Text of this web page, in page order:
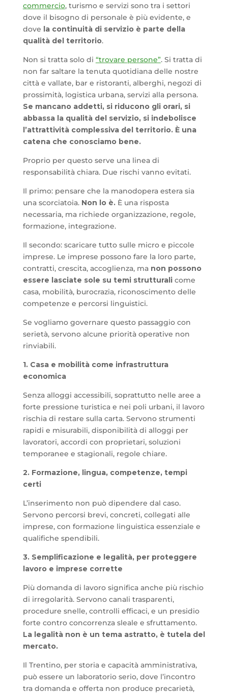
commercio, turismo e servizi sono tra i settori
dove il bisogno di personale è più evidente, e
dove la continuità di servizio è parte della
qualità del territorio.
Non si tratta solo di “trovare persone”. Si tratta di
non far saltare la tenuta quotidiana delle nostre
città e vallate, bar e ristoranti, alberghi, negozi di
prossimità, logistica urbana, servizi alla persona.
Se mancano addetti, si riducono gli orari, si
abbassa la qualità del servizio, si indebolisce
l’attrattività complessiva del territorio. È una
catena che conosciamo bene.
Proprio per questo serve una linea di
responsabilità chiara. Due rischi vanno evitati.
Il primo: pensare che la manodopera estera sia
una scorciatoia. Non lo è.È una risposta
necessaria, ma richiede organizzazione, regole,
formazione, integrazione.
Il secondo: scaricare tutto sulle micro e piccole
imprese. Le imprese possono fare la loro parte,
contratti, crescita, accoglienza, ma non possono
essere lasciate sole su temi strutturalicome
casa, mobilità, burocrazia, riconoscimento delle
competenze e percorsi linguistici.
Se vogliamo governare questo passaggio con
serietà, servono alcune priorità operative non
rinviabili.
1. Casa e mobilità come infrastruttura
economica
Senza alloggi accessibili, soprattutto nelle aree a
forte pressione turistica e nei poli urbani, il lavoro
rischia di restare sulla carta. Servono strumenti
rapidi e misurabili, disponibilità di alloggi per
lavoratori, accordi con proprietari, soluzioni
temporanee e stagionali, regole chiare.
2. Formazione, lingua, competenze, tempi
certi
L’inserimento non può dipendere dal caso.
Servono percorsi brevi, concreti, collegati alle
imprese, con formazione linguistica essenziale e
qualifiche spendibili.
3. Semplificazione e legalità, per proteggere
lavoro e imprese corrette
Più domanda di lavoro significa anche più rischio
di irregolarità. Servono canali trasparenti,
procedure snelle, controlli efficaci, e un presidio
forte contro concorrenza sleale e sfruttamento.
La legalità non è un tema astratto, è tutela del
mercato.
Il Trentino, per storia e capacità amministrativa,
può essere un laboratorio serio, dove l’incontro
tra domanda e offerta non produce precarietà,